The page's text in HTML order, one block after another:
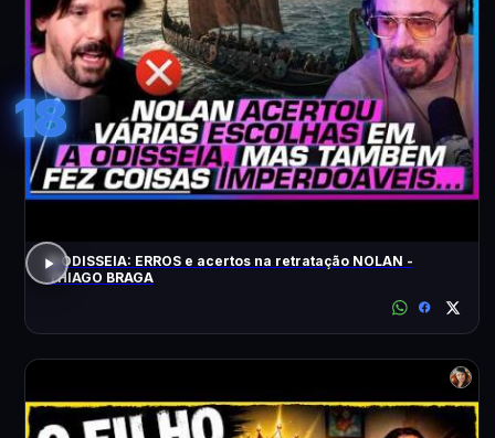
18
A ODISSEIA: ERROS e acertos na retratação NOLAN -
THIAGO BRAGA